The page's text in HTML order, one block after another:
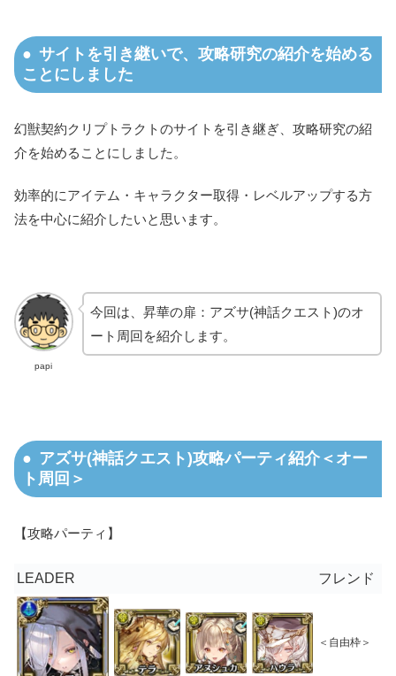
サイトを引き継いで、攻略研究の紹介を始める
ことにしました
幻獣契約クリプトラクトのサイトを引き継ぎ、攻略研究の紹
介を始めることにしました。
効率的にアイテム・キャラクター取得・レベルアップする方
法を中心に紹介したいと思います。
papi
今回は、昇華の扉：アズサ(神話クエスト)のオ
ート周回を紹介します。
アズサ(神話クエスト)攻略パーティ紹介＜オー
ト周回＞
【攻略パーティ】
LEADER フレンド
＜自由枠＞